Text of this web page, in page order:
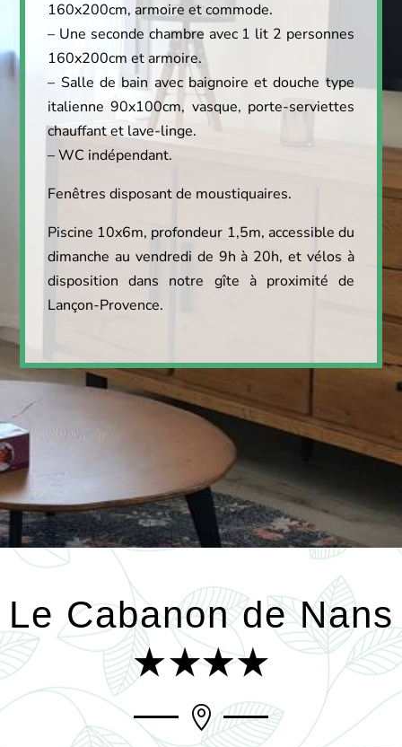
160x200cm, armoire et commode.
– Une seconde chambre avec 1 lit 2 personnes
160x200cm et armoire.
– Salle de bain avec baignoire et douche type
italienne 90x100cm, vasque, porte-serviettes
chauffant et lave-linge.
– WC indépendant.
Fenêtres disposant de moustiquaires.
Piscine 10x6m, profondeur 1,5m, accessible du
dimanche au vendredi de 9h à 20h, et vélos à
disposition dans notre gîte à proximité de
Lançon-Provence.
Le Cabanon de Nans
